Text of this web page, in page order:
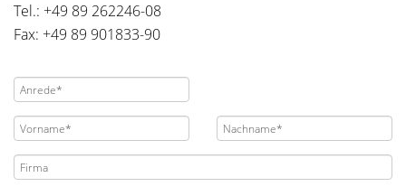
Tel.: +49 89 262246-08
Fax: +49 89 901833-90